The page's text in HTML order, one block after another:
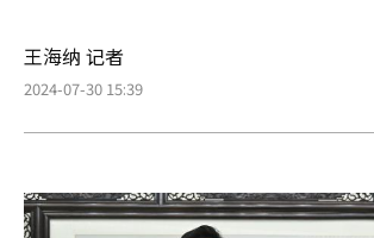
王海纳 记者
2024-07-30 15:39